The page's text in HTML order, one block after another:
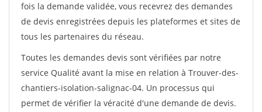
fois la demande validée, vous recevrez des demandes
de devis enregistrées depuis les plateformes et sites de
tous les partenaires du réseau.
Toutes les demandes devis sont vérifiées par notre
service Qualité avant la mise en relation à Trouver-des-
chantiers-isolation-salignac-04. Un processus qui
permet de vérifier la véracité d'une demande de devis.